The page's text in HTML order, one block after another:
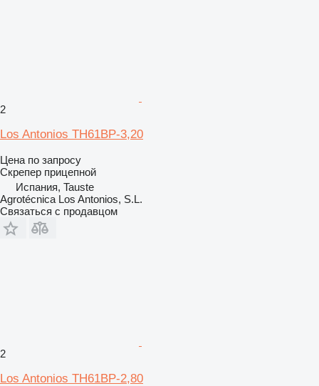
2
Los Antonios TH61BP-3,20
Цена по запросу
Скрепер прицепной
Испания, Tauste
Agrotécnica Los Antonios, S.L.
Связаться с продавцом
2
Los Antonios TH61BP-2,80